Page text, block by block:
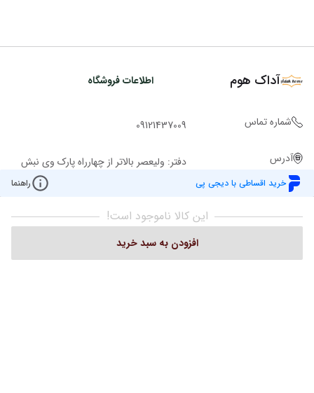
خرید اقساطی با دیجی پی راهنما
این کالا ناموجود است!
افزودن به سبد خرید
آداک هوم اطلاعات فروشگاه
شماره تماس 09121437009
آدرس
دفتر: ولیعصر بالاتر از چهارراه پارک وی نبش
کوچه ملاح ساختمان روشن پ 2943 ط 1